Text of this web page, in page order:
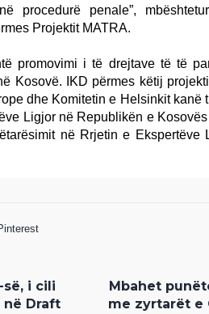
procedurë penale”,
Projektit MATRA.
promovimi i të drejtave të të
Kosovë. IKD përmes këtij
dhe Komitetin e Helsinkit kanë
Ligjor në Republikën e
në Rrjetin e Ekspertëve
së, i cili
në Draft
Mbahet
me zyrtarët e